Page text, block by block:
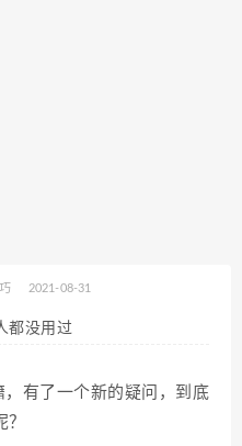
2021-08-31
都没用过
，有了一个新的疑问，到底